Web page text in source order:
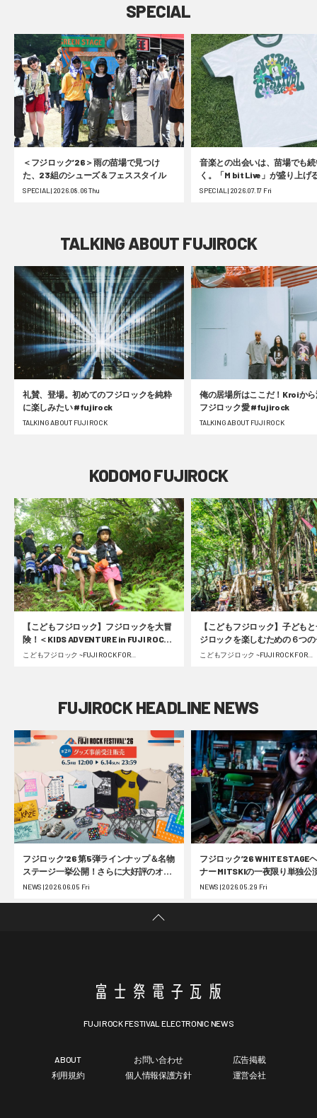
SPECIAL
＜フジロック’26＞雨の苗場で見つけ
た、23組のシューズ＆フェススタイル
SPECIAL | 2026.08.06 Thu
音楽との出会いは、苗場でも
く。「M bit Live」が盛り上げ
ク’26！ #fujirock
SPECIAL | 2026.07.17 Fri
TALKING ABOUT FUJIROCK
礼賛、登場。初めてのフジロックを純粋
に楽しみたい #fujirock
TALKING ABOUT FUJI ROCK
俺の居場所はここだ！Kroiか
フジロック愛 #fujirock
TALKING ABOUT FUJI ROCK
KODOMO FUJIROCK
【こどもフジロック】フジロックを大冒
険！＜KIDS ADVENTURE in FUJI ROCK
FESTIVAL＞フォレスト＆リバーコース
こどもフジロック ~FUJI ROCK FOR
【こどもフジロック】子ども
ジロックを楽しむための６つ
ポイント
こどもフジロック ~FUJI ROCK FOR
FUJIROCK HEADLINE NEWS
フジロック’26 第5弾ラインナップ＆名物
ステージ一挙公開！さらに大好評のオフ
ィシャルグッズ事前受注の第2弾受付が
NEWS | 2026.06.05 Fri
フジロック’26 WHITE STAGE
ナー MITSKIの一夜限り単独公
25周年 フジロック展の大阪巡
NEWS | 2026.05.29 Fri
FUJI ROCK FESTIVAL ELECTRONIC NEWS
ABOUT お問い合わせ
広告掲載
利用規約
個人情報保護方針 運営会社